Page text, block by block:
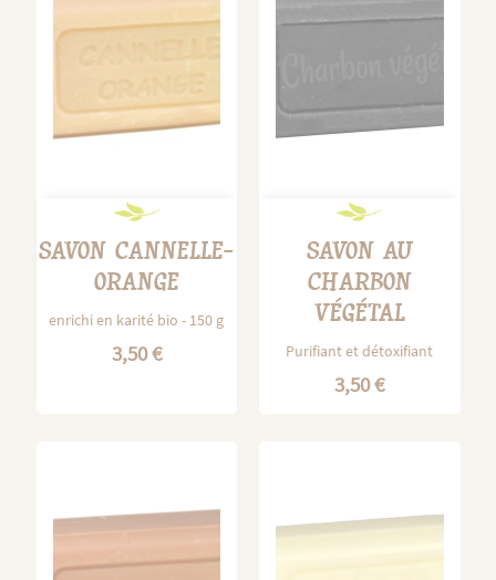
SAVON CANNELLE-
ORANGE
enrichi en karité bio - 150 g
3,50 €
SAVON AU
CHARBON
VÉGÉTAL
Purifiant et détoxifiant
3,50 €